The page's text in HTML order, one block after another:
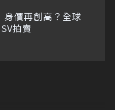
身價再創高？全球
拍賣